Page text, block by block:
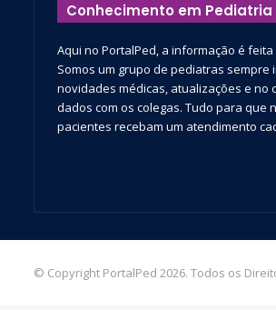
Conhecimento em Pediatria
Aqui no PortalPed, a informação é
Somos um grupo de pediatras sempre
novidades médicas, atualizações e no
dados com os colegas. Tudo para que
pacientes recebam um atendimento
© Copyright PortalPed 2026. Todos os